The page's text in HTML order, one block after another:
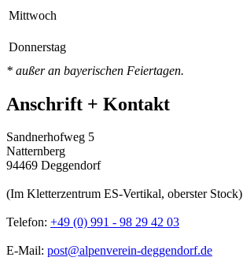
Mittwoch
Donnerstag
* außer an bayerischen Feiertagen.
Anschrift + Kontakt
Sandnerhofweg 5
Natternberg
94469 Deggendorf
(Im Kletterzentrum ES-Vertikal, oberster Stock)
Telefon: +49 (0) 991 - 98 29 42 03
E-Mail: post@alpenverein-deggendorf.de